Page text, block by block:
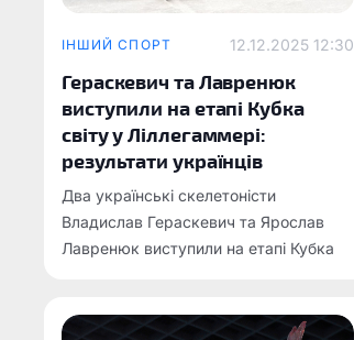
ІНШИЙ СПОРТ 12.12.2025 12:30
Гераскевич та Лавренюк
виступили на етапі Кубка
світу у Ліллегаммері:
результати українців
Два українські скелетоністи
Владислав Гераскевич та Ярослав
Лавренюк виступили на етапі Кубка